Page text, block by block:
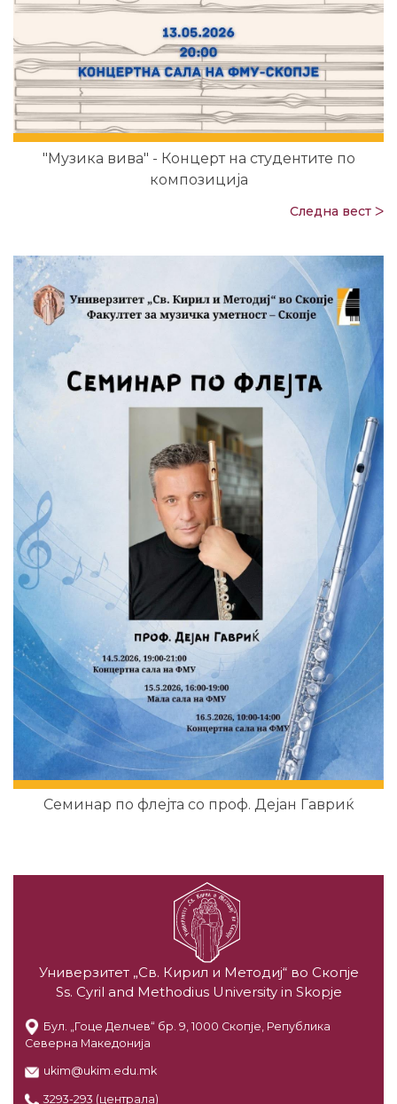
"Музика вива" - Концерт на студентите по
композиција
Следна вест ᐳ
Семинар по флејта со проф. Дејан Гавриќ
Универзитет „Св. Кирил и Методиј“ во Скопје
Ss. Cyril and Methodius University in Skopje
Бул. „Гоце Делчев“ бр. 9, 1000 Скопје, Република
Северна Македонија
ukim@ukim.edu.mk
3293-293 (централа)